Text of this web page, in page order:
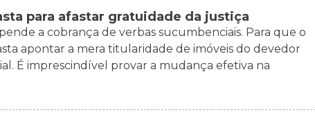
para afastar gratuidade da justiça
a cobrança de verbas sucumbenciais. Para que o
apontar a mera titularidade de imóveis do devedor
É imprescindível provar a mudança efetiva na